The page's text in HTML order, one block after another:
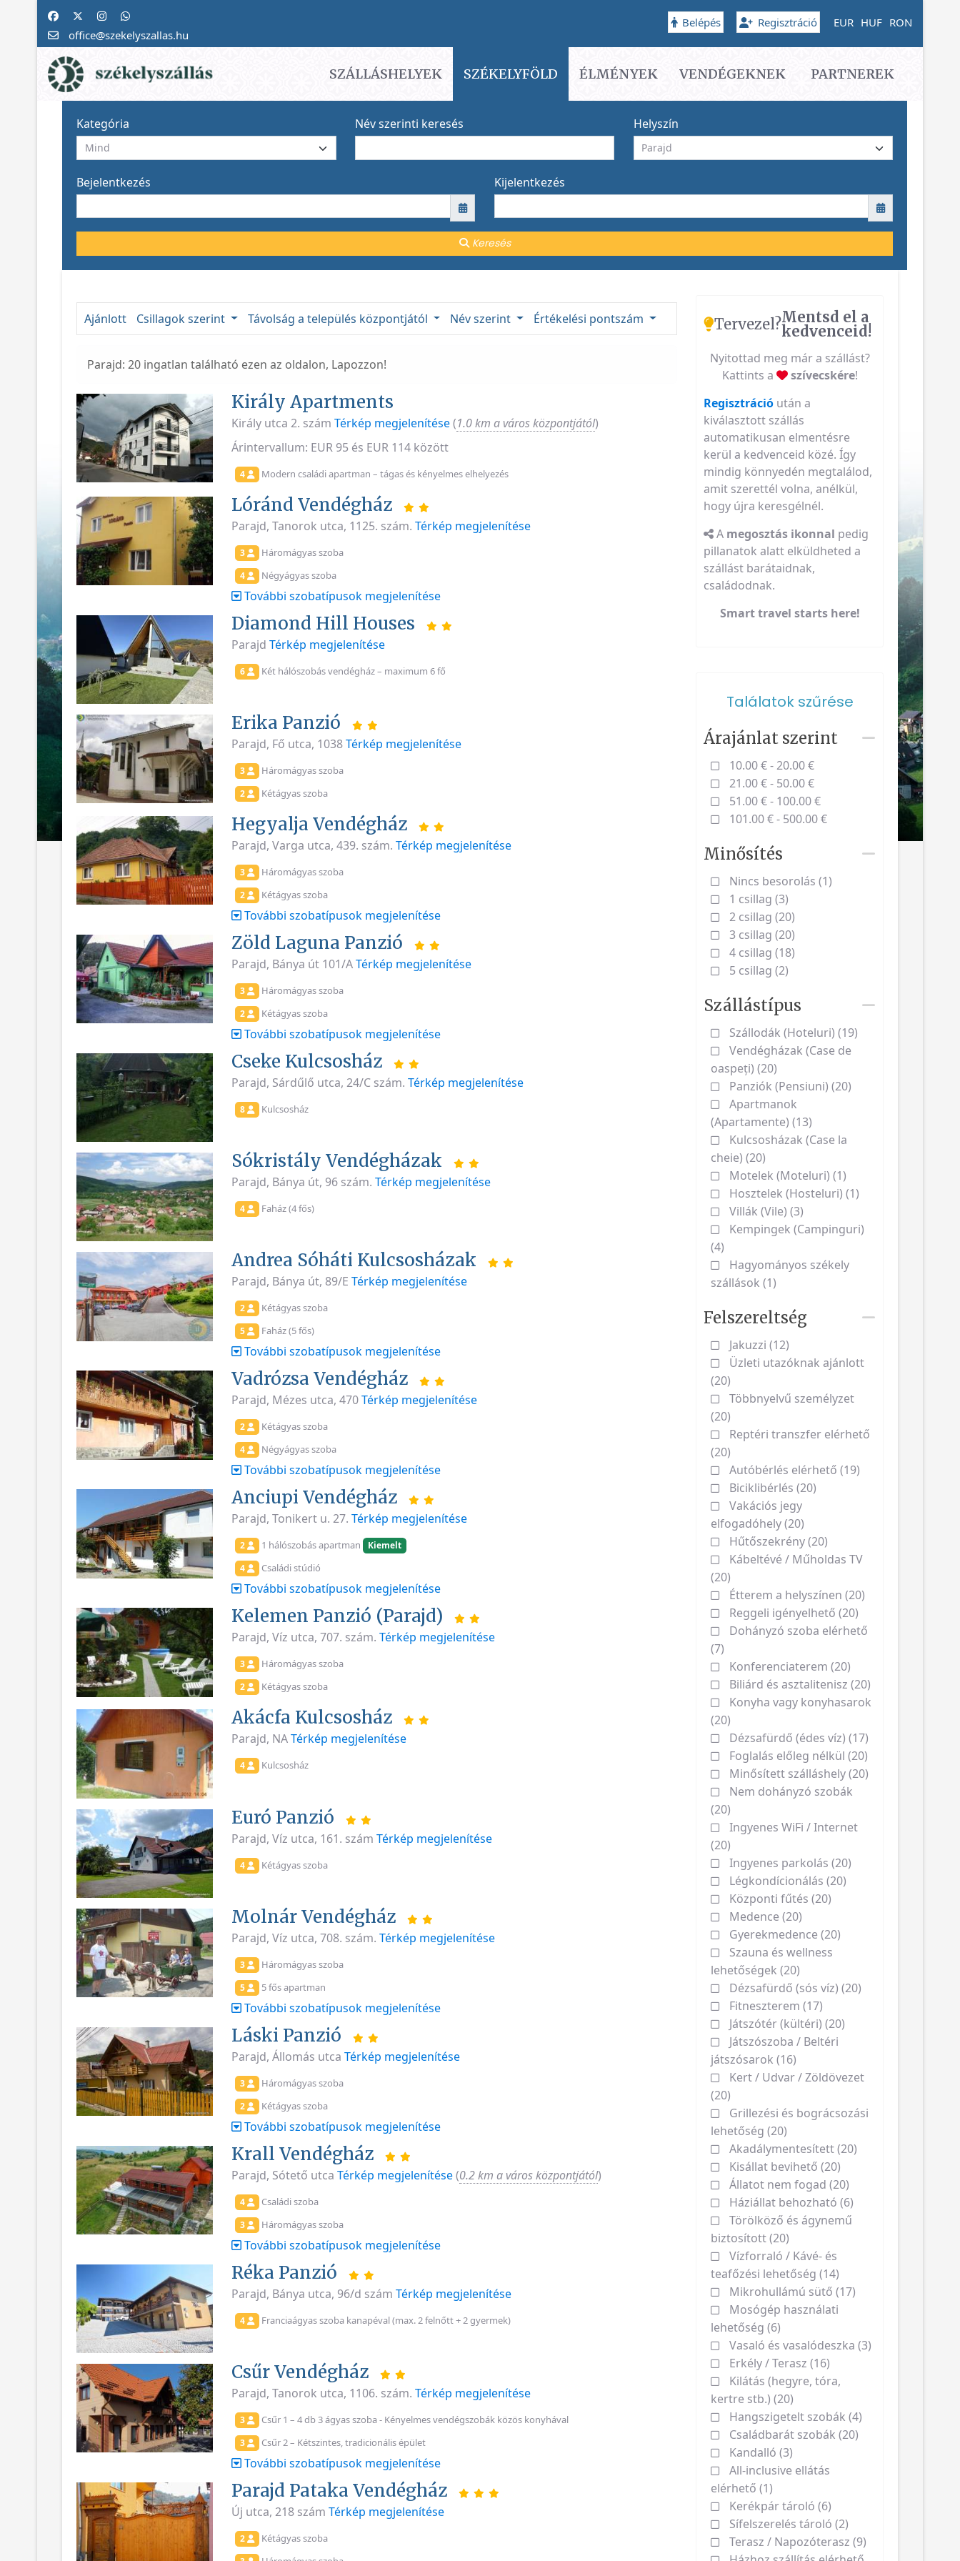
office@szekelyszallas.hu
Belépés Regisztráció EUR HUF RON
SZÁLLÁSHELYEK SZÉKELYFÖLD ÉLMÉNYEK VENDÉGEKNEK PARTNEREK
Kategória Név szerinti keresés Helyszín
Bejelentkezés Kijelentkezés
Keresés
Ajánlott Csillagok szerint Távolság a település központjától Név szerint Értékelési pontszám
Parajd: 20 ingatlan található ezen az oldalon, Lapozzon!
Király Apartments
Király utca 2. szám Térkép megjelenítése(1.0 km a város központjától)
Árintervallum: EUR 95 és EUR 114 között
4 Modern családi apartman – tágas és kényelmes elhelyezés
Lóránd Vendégház
Parajd, Tanorok utca, 1125. szám. Térkép megjelenítése
3 Háromágyas szoba
4 Négyágyas szoba
További szobatípusok megjelenítése
Diamond Hill Houses
Parajd Térkép megjelenítése
6 Két hálószobás vendégház – maximum 6 fő
Erika Panzió
Parajd, Fő utca, 1038Térkép megjelenítése
3 Háromágyas szoba
2 Kétágyas szoba
Hegyalja Vendégház
Parajd, Varga utca, 439. szám. Térkép megjelenítése
3 Háromágyas szoba
2 Kétágyas szoba
További szobatípusok megjelenítése
Zöld Laguna Panzió
Parajd, Bánya út 101/ATérkép megjelenítése
3 Háromágyas szoba
2 Kétágyas szoba
További szobatípusok megjelenítése
Cseke Kulcsosház
Parajd, Sárdűlő utca, 24/C szám. Térkép megjelenítése
8 Kulcsosház
Sókristály Vendégházak
Parajd, Bánya út, 96 szám. Térkép megjelenítése
4 Faház (4 fős)
Andrea Sóháti Kulcsosházak
Parajd, Bánya út, 89/E Térkép megjelenítése
2 Kétágyas szoba
5 Faház (5 fős)
További szobatípusok megjelenítése
Vadrózsa Vendégház
Parajd, Mézes utca, 470Térkép megjelenítése
2 Kétágyas szoba
4 Négyágyas szoba
További szobatípusok megjelenítése
Anciupi Vendégház
Parajd, Tonikert u. 27. Térkép megjelenítése
2 1 hálószobás apartman
Kiemelt
4
Családi stúdió
További szobatípusok megjelenítése
Kelemen Panzió (Parajd)
Parajd, Víz utca, 707. szám. Térkép megjelenítése
3 Háromágyas szoba
2 Kétágyas szoba
Akácfa Kulcsosház
Parajd, NATérkép megjelenítése
4 Kulcsosház
Euró Panzió
Parajd, Víz utca, 161. szám Térkép megjelenítése
4 Kétágyas szoba
Molnár Vendégház
Parajd, Víz utca, 708. szám. Térkép megjelenítése
3 Háromágyas szoba
5 5 fős apartman
További szobatípusok megjelenítése
Láski Panzió
Parajd, Állomás utca Térkép megjelenítése
3 Háromágyas szoba
2 Kétágyas szoba
További szobatípusok megjelenítése
Krall Vendégház
Parajd, Sótető utca Térkép megjelenítése(0.2 km a város központjától)
4 Családi szoba
3 Háromágyas szoba
További szobatípusok megjelenítése
Réka Panzió
Parajd, Bánya utca, 96/d szám Térkép megjelenítése
4 Franciaágyas szoba kanapéval (max. 2 felnőtt + 2 gyermek)
Csűr Vendégház
Parajd, Tanorok utca, 1106. szám. Térkép megjelenítése
3 Csűr 1 – 4 db 3 ágyas szoba - Kényelmes vendégszobák közös konyhával
3 Csűr 2 – Kétszintes, tradicionális épület
További szobatípusok megjelenítése
Parajd Pataka Vendégház
Új utca, 218 szám Térkép megjelenítése
2 Kétágyas szoba
Tervezel?Mentsd el a
kedvenceid!
Nyitottad meg már a szállást?
Kattints a
szívecskére!
Regisztráció után a
kiválasztott szállás
automatikusan elmentésre
kerül a kedvenceid közé. Így
mindig könnyedén megtalálod,
amit szerettél volna, anélkül,
hogy újra keresgélnél.
A megosztás ikonnal pedig
pillanatok alatt elküldheted a
szállást barátaidnak,
családodnak.
Smart travel starts here!
Találatok szűrése
Árajánlat szerint
10.00 € - 20.00 €
21.00 € - 50.00 €
51.00 € - 100.00 €
101.00 € - 500.00 €
Minősítés
Nincs besorolás (1)
1 csillag (3)
2 csillag (20)
3 csillag (20)
4 csillag (18)
5 csillag (2)
Szállástípus
Szállodák (Hoteluri) (19)
Vendégházak (Case de
oaspeți) (20)
Panziók (Pensiuni) (20)
Apartmanok
(Apartamente) (13)
Kulcsosházak (Case la
cheie) (20)
Motelek (Moteluri) (1)
Hosztelek (Hosteluri) (1)
Villák (Vile) (3)
Kempingek (Campinguri)
(4)
Hagyományos székely
szállások (1)
Felszereltség
Jakuzzi (12)
Üzleti utazóknak ajánlott
(20)
Többnyelvű személyzet
(20)
Reptéri transzfer elérhető
(20)
Autóbérlés elérhető (19)
Biciklibérlés (20)
Vakációs jegy
elfogadóhely (20)
Hűtőszekrény (20)
Kábeltévé / Műholdas TV
(20)
Étterem a helyszínen (20)
Reggeli igényelhető (20)
Dohányzó szoba elérhető
(7)
Konferenciaterem (20)
Biliárd és asztalitenisz (20)
Konyha vagy konyhasarok
(20)
Dézsafürdő (édes víz) (17)
Foglalás előleg nélkül (20)
Minősített szálláshely (20)
Nem dohányzó szobák
(20)
Ingyenes WiFi / Internet
(20)
Ingyenes parkolás (20)
Légkondícionálás (20)
Központi fűtés (20)
Medence (20)
Gyerekmedence (20)
Szauna és wellness
lehetőségek (20)
Dézsafürdő (sós víz) (20)
Fitneszterem (17)
Játszótér (kültéri) (20)
Játszószoba / Beltéri
játszósarok (16)
Kert / Udvar / Zöldövezet
(20)
Grillezési és bográcsozási
lehetőség (20)
Akadálymentesített (20)
Kisállat bevihető (20)
Állatot nem fogad (20)
Háziállat behozható (6)
Törölköző és ágynemű
biztosított (20)
Vízforraló / Kávé- és
teafőzési lehetőség (14)
Mikrohullámú sütő (17)
Mosógép használati
lehetőség (6)
Vasaló és vasalódeszka (3)
Erkély / Terasz (16)
Kilátás (hegyre, tóra,
kertre stb.) (20)
Hangszigetelt szobák (4)
Családbarát szobák (20)
Kandalló (3)
All-inclusive ellátás
elérhető (1)
Kerékpár tároló (6)
Sífelszerelés tároló (2)
Terasz / Napozóterasz (9)